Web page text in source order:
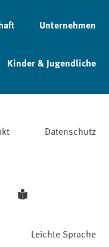
Unternehmen
Kinder & Jugendliche
Datenschutz
Leichte Sprache